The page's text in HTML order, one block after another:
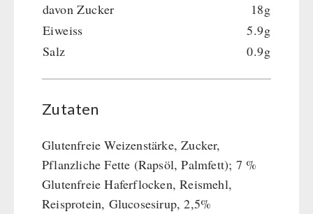
davon Zucker
18g
Eiweiss
5.9g
Salz
0.9g
Zutaten
Glutenfreie Weizenstärke, Zucker,
Pflanzliche Fette (Rapsöl, Palmfett); 7 %
Glutenfreie Haferflocken, Reismehl,
Reisprotein, Glucosesirup, 2,5%